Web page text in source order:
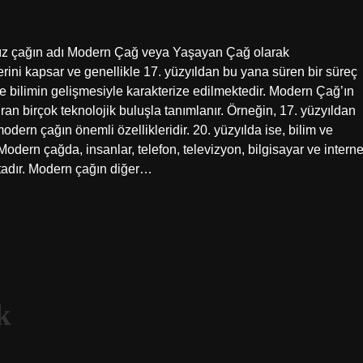
çağın adı Modern Çağ veya Yaşayan Çağ olarak
kapsar ve genellikle 17. yüzyıldan bu yana süren bir süreç
gelişmesiyle karakterize edilmektedir. Modern Çağ’ın
birçok teknolojik buluşla tanımlanır. Örneğin, 17. yüzyıldan
çağın önemli özellikleridir. 20. yüzyılda ise, bilim ve
çağda, insanlar, telefon, televizyon, bilgisayar ve
Modern çağın diğer…